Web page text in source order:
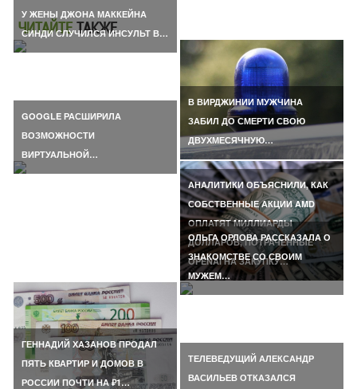
ЧИТАЙТЕТАКЖЕ
У ЖЕНЫ ДЖОНА МАККЕЙНА
СИНДИ СЛУЧИЛСЯ ИНСУЛЬТ В…
В ВИРДЖИНИИ МУЖЧИНА
ЗАБИЛ ДО СМЕРТИ СВОЮ
ДВУХМЕСЯЧНУЮ…
GOOGLE РАСШИРИЛА
ВОЗМОЖНОСТИ
ВИРТУАЛЬНОЙ…
АНАЛИТИКИ ОБЪЯСНИЛИ, КАК
СОБСТВЕННЫЕ АКЦИИ AMD
ОПЛАТЯТ МИЛЛИАРДЫ
ДОЛЛАРОВ, ПОТРАЧЕННЫЕ
OPENAI НА ЗАКУПКУ…
ГЕННАДИЙ ХАЗАНОВ ПРОДАЛ
ПЯТЬ КВАРТИР И ДОМОВ В
РОССИИ ПОЧТИ НА ₽1…
ОЛЬГА ОРЛОВА РАССКАЗАЛА О
ЗНАКОМСТВЕ СО СВОИМ
МУЖЕМ…
ТЕЛЕВЕДУЩИЙ АЛЕКСАНДР
ВАСИЛЬЕВ ОТКАЗАЛСЯ